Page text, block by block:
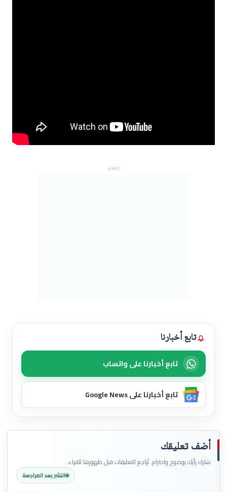
إعلان
تابع أخبارنا
تابع أخبارنا على واتساب
تابع أخبارنا على Google News
أضف تعليقك
شارك رأيك بوضوح واحترام. تُراجع التعليقات قبل ظهورها للقراء.
النشر بعد المراجعة